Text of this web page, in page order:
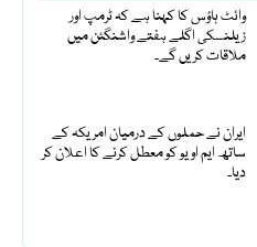
وائٹ ہاؤس کا کہنا ہے کہ ٹرمپ اور
زیلنسکی اگلے ہفتے واشنگٹن میں
ملاقات کریں گے۔
ایران نے حملوں کے درمیان امریکہ کے
ساتھ ایم او یو کو معطل کرنے کا اعلان کر
دیا۔